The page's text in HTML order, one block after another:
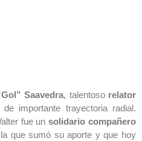
Saavedra, talentoso relator
de importante trayectoria radial.
fue unsolidario compañero
que sumó su aporte y que hoy